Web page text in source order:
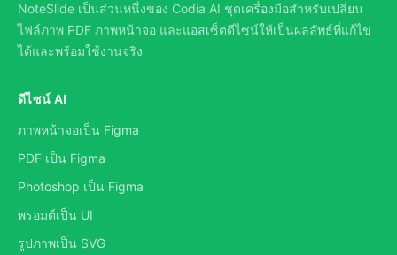
NoteSlide เป็นส่วนหนึ่งของ Codia AI ชุดเครื่องมือสำหรับเปลี่ยน
ไฟล์ภาพ PDF ภาพหน้าจอ และแอสเซ็ตดีไซน์ให้เป็นผลลัพธ์ที่แก้ไข
ได้และพร้อมใช้งานจริง
ดีไซน์ AI
ภาพหน้าจอเป็น Figma
PDF เป็น Figma
Photoshop เป็น Figma
พรอมต์เป็น UI
รูปภาพเป็น SVG